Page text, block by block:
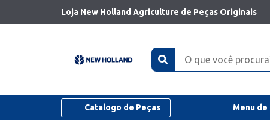
Loja New Holland Agriculture de Peças Originais
Catalogo de Peças Menu de